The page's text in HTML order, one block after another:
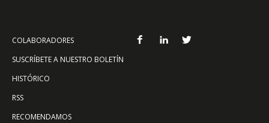
COLABORADORES
SUSCRÍBETE A NUESTRO BOLETÍN
HISTÓRICO
RSS
RECOMENDAMOS